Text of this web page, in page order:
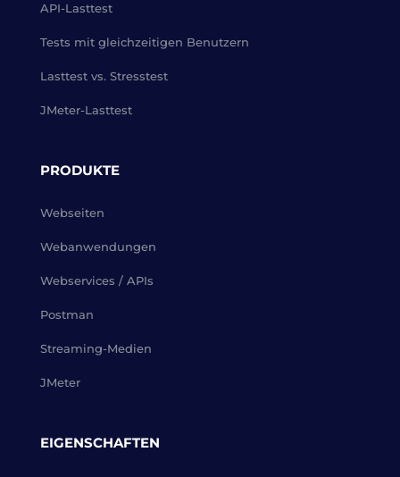
API-Lasttest
Tests mit gleichzeitigen Benutzern
Lasttest vs. Stresstest
JMeter-Lasttest
PRODUKTE
Webseiten
Webanwendungen
Webservices / APIs
Postman
Streaming-Medien
JMeter
EIGENSCHAFTEN